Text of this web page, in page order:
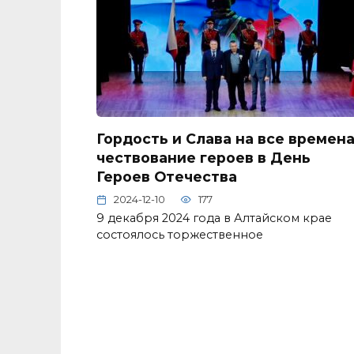
Гордость и Слава на все
чествование героев в День
Героев Отечества
2024-12-10 177
9 декабря 2024 года в Алтайском крае
состоялось торжественное